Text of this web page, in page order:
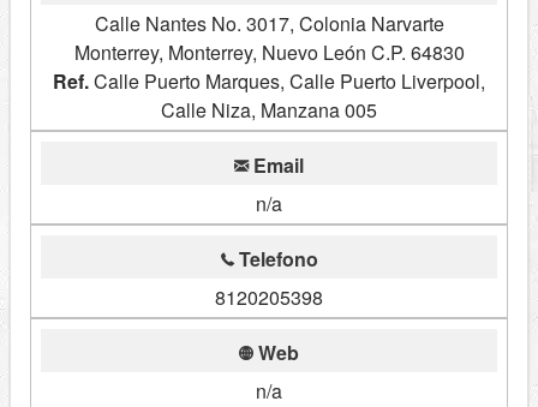
Calle Nantes No. 3017, Colonia Narvarte
Monterrey, Monterrey, Nuevo León C.P. 64830
Ref.Calle Puerto Marques, Calle Puerto Liverpool,
Calle Niza, Manzana 005
Email
n/a
Telefono
8120205398
Web
n/a